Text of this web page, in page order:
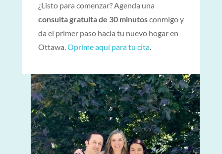
¿Listo para comenzar? Agenda una
consulta gratuita de 30 minutosconmigo y
da el primer paso hacia tu nuevo hogar en
Ottawa.Oprime aquí para tu cita.